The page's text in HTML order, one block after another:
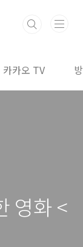
카카오 TV
영화 <